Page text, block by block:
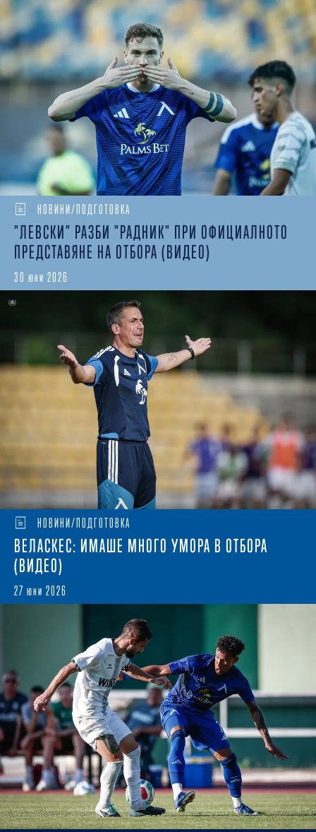
НОВИНИ/ПОДГОТОВКА
"ЛЕВСКИ" РАЗБИ "РАДНИК" ПРИ ОФИЦИАЛНОТО
ПРЕДСТАВЯНЕ НА ОТБОРА (ВИДЕО)
30 юни 2026
НОВИНИ/ПОДГОТОВКА
ВЕЛАСКЕС: ИМАШЕ МНОГО УМОРА В ОТБОРА
(ВИДЕО)
27 юни 2026